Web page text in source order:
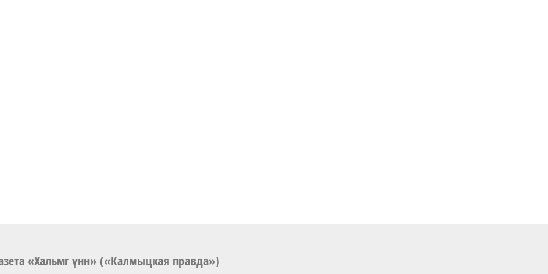
«Хальмг үнн» («Калмыцкая правда»)